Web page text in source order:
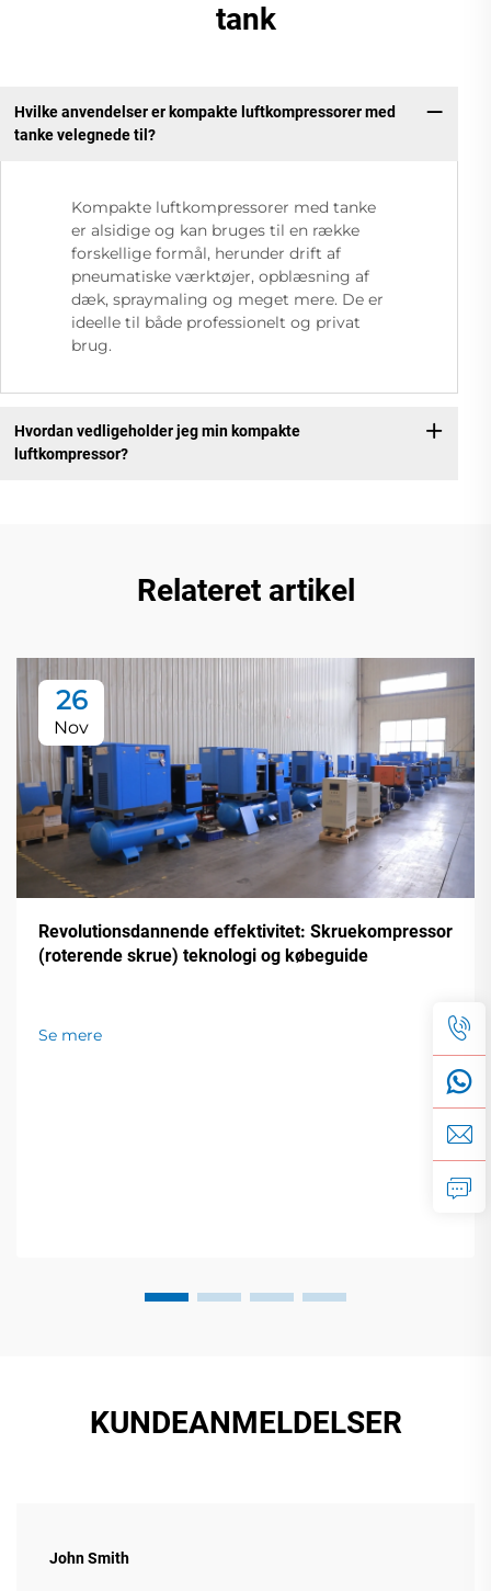
tank
Hvilke anvendelser er kompakte luftkompressorer med
tanke velegnede til?
Kompakte luftkompressorer med tanke
er alsidige og kan bruges til en række
forskellige formål, herunder drift af
pneumatiske værktøjer, opblæsning af
dæk, spraymaling og meget mere. De er
ideelle til både professionelt og privat
brug.
Hvordan vedligeholder jeg min kompakte
luftkompressor?
Relateret artikel
26
Nov
Revolutionsdannende effektivitet: Skruekompressor
(roterende skrue) teknologi og købeguide
Se mere
KUNDEANMELDELSER
John Smith